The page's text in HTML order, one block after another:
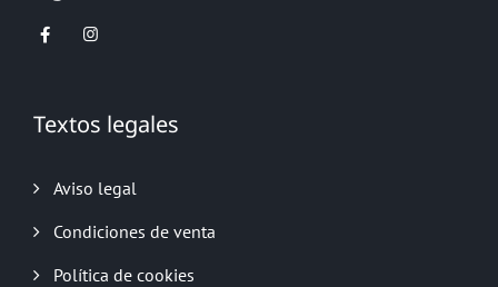
Textos legales
Aviso legal
Condiciones de venta
Política de cookies